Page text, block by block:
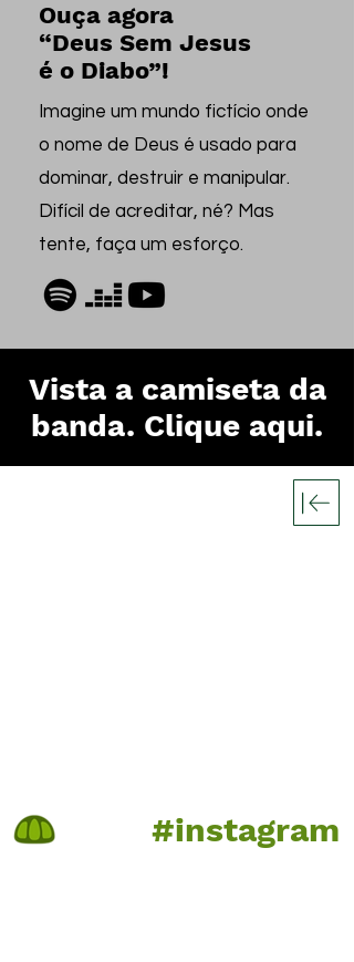
Ouça agora
“Deus Sem Jesus
é o Diabo”!
Imagine um mundo fictício onde
o nome de Deus é usado para
dominar, destruir e manipular.
Difícil de acreditar, né? Mas
tente, faça um esforço.
Vista a camiseta da
banda. Clique aqui.
#instagram